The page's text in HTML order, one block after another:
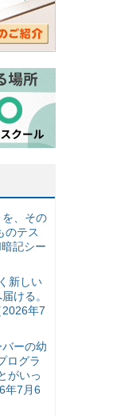
、その
のテス
記シー
新しい
ける。
2026年7
ーの幼
ログラ
がいっ
年7月6